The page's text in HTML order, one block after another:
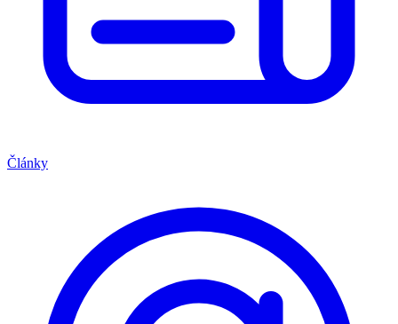
Články